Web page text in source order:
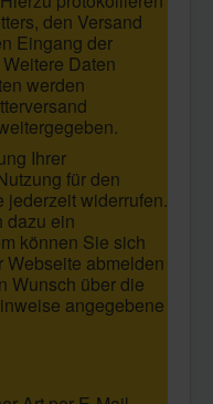
den Versand
Eingang der
Daten
werden
Ihrer
für den
jederzeit widerrufen.
dazu ein
können Sie sich
Webseite abmelden
Wunsch über die
angegebene